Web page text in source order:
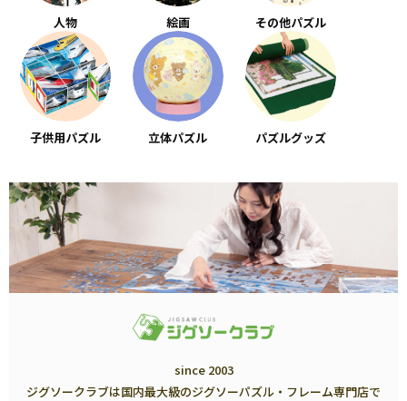
人物 絵画 その他パズル
子供用パズル 立体パズル パズルグッズ
since 2003
ジグソークラブは国内最大級のジグソーパズル・フレーム専門店で